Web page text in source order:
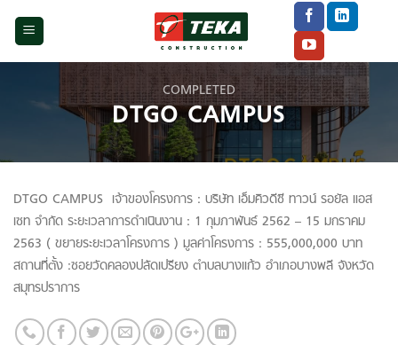
COMPLETED
DTGO CAMPUS
DTGO CAMPUS เจ้าของโครงการ : บริษัท เอ็มคิวดีซี ทาวน์ รอยัล แอส
เซท จำกัด ระยะเวลาการดำเนินงาน : 1 กุมภาพันธ์ 2562 – 15 มกราคม
2563 ( ขยายระยะเวลาโครงการ ) มูลค่าโครงการ : 555,000,000 บาท
สถานที่ตั้ง :ซอยวัดคลองปลัดเปรียง ตำบลบางแก้ว อำเภอบางพลี จังหวัด
สมุทรปราการ